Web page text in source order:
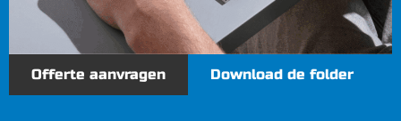
Offerte aanvragen Download de folder